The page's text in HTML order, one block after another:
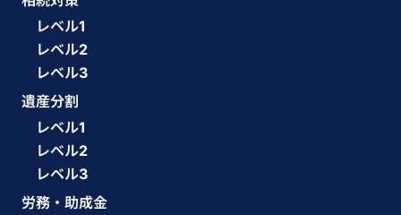
レベル1
レベル2
レベル3
遺産分割
レベル1
レベル2
レベル3
労務・助成金